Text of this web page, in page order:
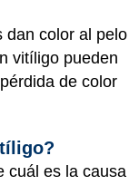
dan color al pelo
vitíligo pueden
de color
cuál es la causa